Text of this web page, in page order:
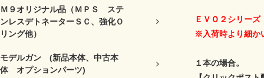
Ｍ９オリジナル品（ＭＰＳ ステ
ンレスデトネーターＳＣ、強化Ｏ
リング他）
モデルガン (新品本体、中古本
体 オプションパーツ)
ＥＶＯ２シリー
※入荷時より細か
１本の場合。